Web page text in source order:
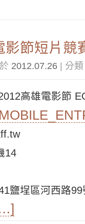
影節短片競
2012.07.26 | 分
高雄電影節
14
鹽埕區河西路99